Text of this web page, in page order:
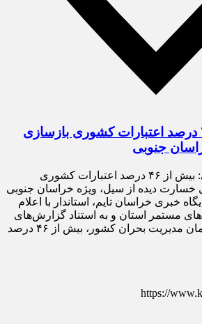
اختصاص بیش از ۴۶ درصد اعتبارات کشوری بازسازی
جنوبی
استاندار خراسان جنوبی: بیش از ۴۶ درصد اعتبارات کشوری
دیده از سیل، ویژه خراسان جنوبی
خبری خراسان تایم، استاندار با اعلام
مستمر استان و به استناد گزارش‌های
متقن ارائه شده به سازمان مدیریت بحران کشور، بیش از ۴۶ درصد
https://